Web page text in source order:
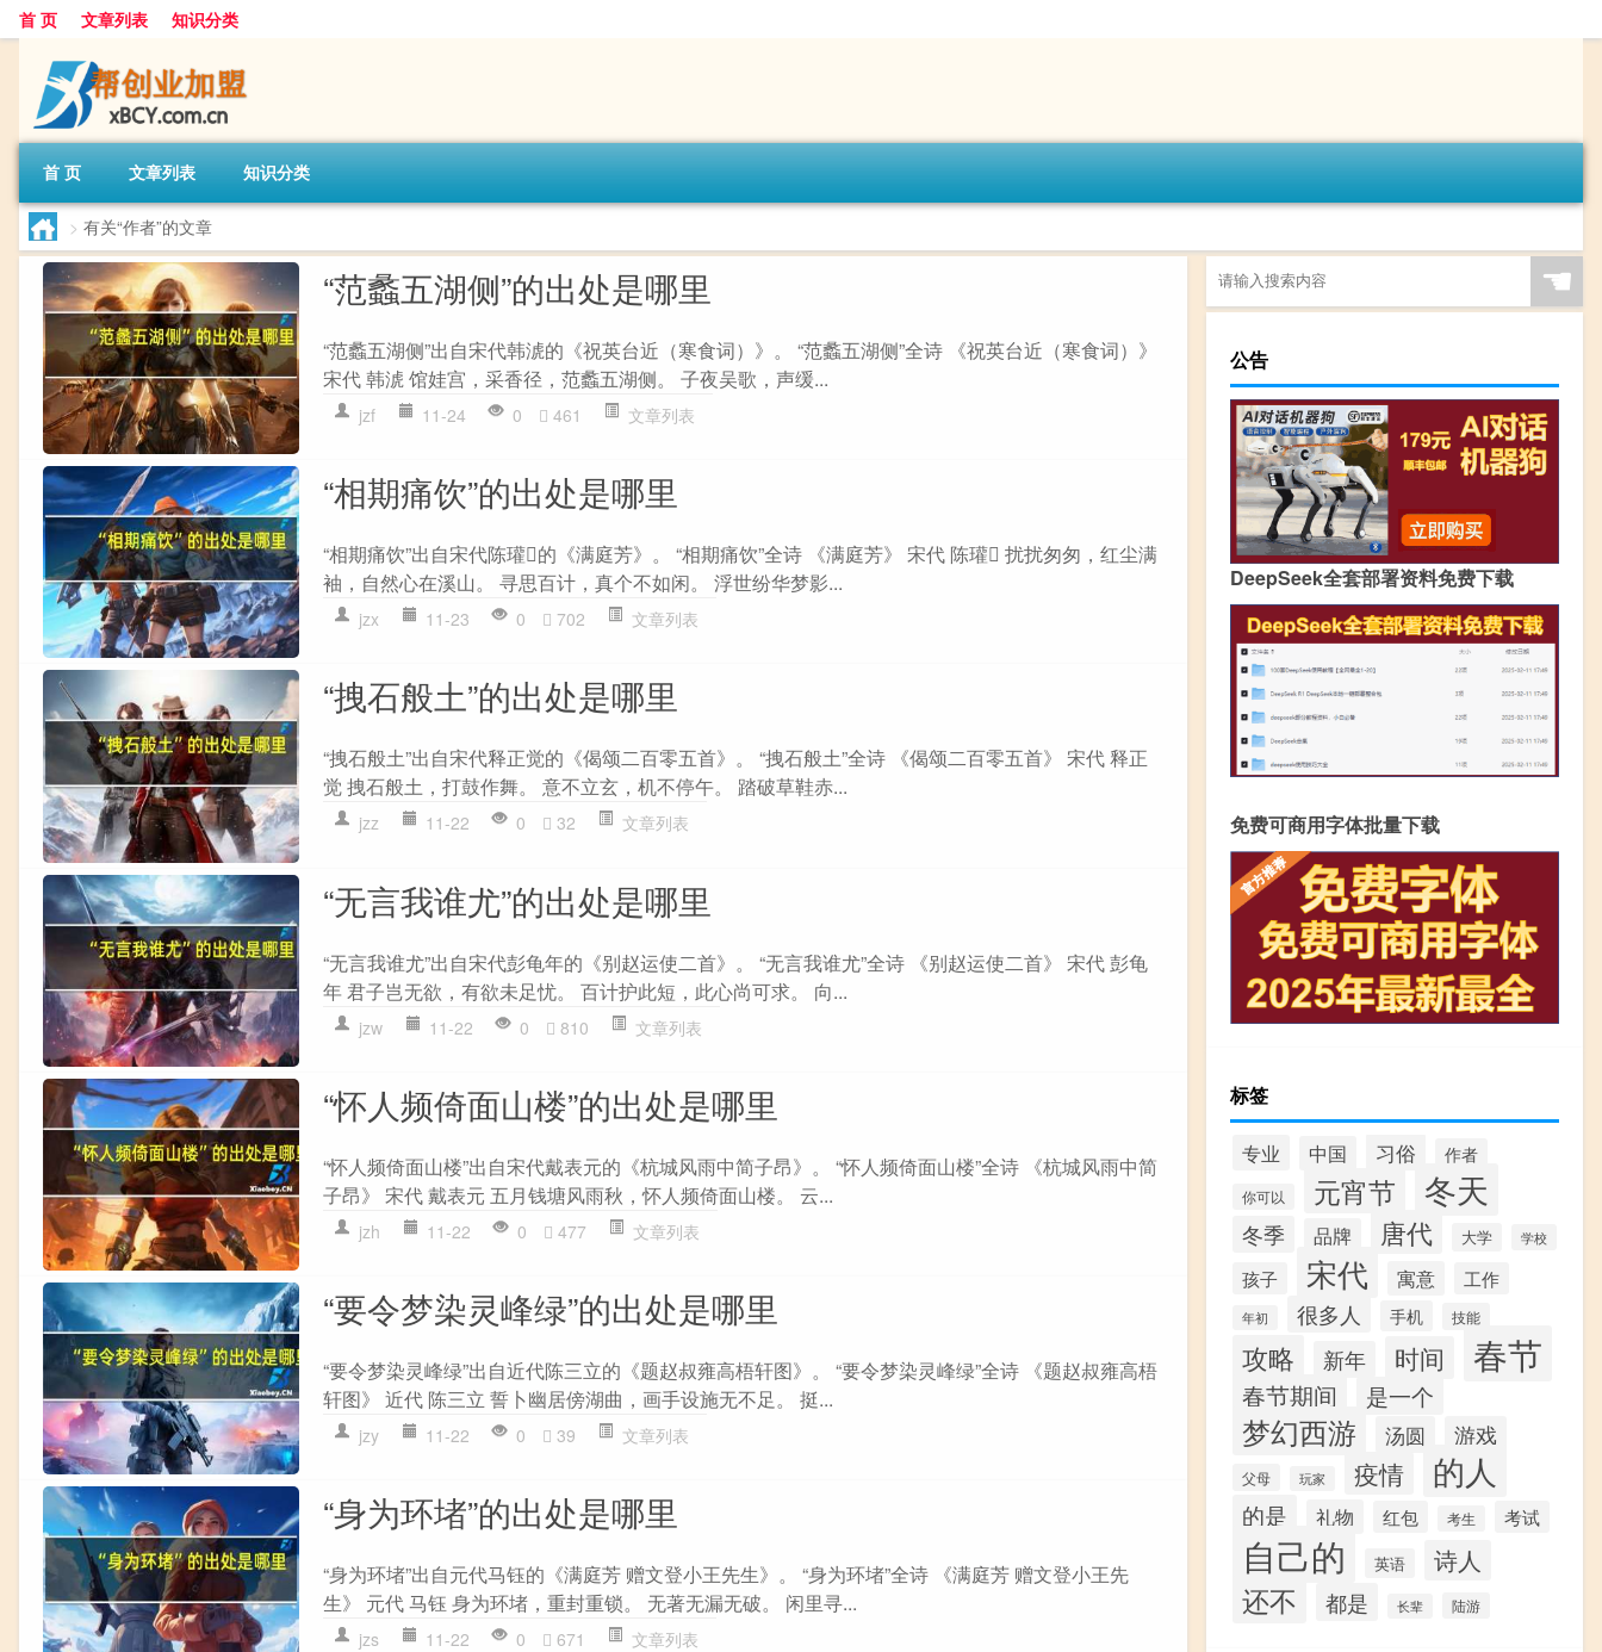
首 页 文章列表 知识分类
首 页 文章列表 知识分类
> 有关“作者”的文章
“范蠡五湖侧”的出处是哪里
“范蠡五湖侧”出自宋代韩淲的《祝英台近（寒食词）》。 “范蠡五湖侧”全诗 《祝英台近（寒食词）》
宋代 韩淲 馆娃宫，采香径，范蠡五湖侧。 子夜吴歌，声缓...
jzf 11-24 0 461 文章列表
“相期痛饮”的出处是哪里
“相期痛饮”出自宋代陈瓘的《满庭芳》。 “相期痛饮”全诗 《满庭芳》 宋代 陈瓘 扰扰匆匆，红尘满
袖，自然心在溪山。 寻思百计，真个不如闲。 浮世纷华梦影...
jzx 11-23 0 702 文章列表
“拽石般土”的出处是哪里
“拽石般土”出自宋代释正觉的《偈颂二百零五首》。 “拽石般土”全诗 《偈颂二百零五首》 宋代 释正
觉 拽石般土，打鼓作舞。 意不立玄，机不停午。 踏破草鞋赤...
jzz 11-22 0 32 文章列表
“无言我谁尤”的出处是哪里
“无言我谁尤”出自宋代彭龟年的《别赵运使二首》。 “无言我谁尤”全诗 《别赵运使二首》 宋代 彭龟
年 君子岂无欲，有欲未足忧。 百计护此短，此心尚可求。 向...
jzw 11-22 0 810 文章列表
“怀人频倚面山楼”的出处是哪里
“怀人频倚面山楼”出自宋代戴表元的《杭城风雨中简子昂》。 “怀人频倚面山楼”全诗 《杭城风雨中简
子昂》 宋代 戴表元 五月钱塘风雨秋，怀人频倚面山楼。 云...
jzh 11-22 0 477 文章列表
“要令梦染灵峰绿”的出处是哪里
“要令梦染灵峰绿”出自近代陈三立的《题赵叔雍高梧轩图》。 “要令梦染灵峰绿”全诗 《题赵叔雍高梧
轩图》 近代 陈三立 誓卜幽居傍湖曲，画手设施无不足。 挺...
jzy 11-22 0 39 文章列表
“身为环堵”的出处是哪里
“身为环堵”出自元代马钰的《满庭芳 赠文登小王先生》。 “身为环堵”全诗 《满庭芳 赠文登小王先
生》 元代 马钰 身为环堵，重封重锁。 无著无漏无破。 闲里寻...
jzs 11-22 0 671 文章列表
☚
公告
DeepSeek全套部署资料免费下载
免费可商用字体批量下载
标签
专业 中国 习俗 作者
你可以 元宵节 冬天
冬季 品牌 唐代 大学 学校
孩子 宋代 寓意 工作
年初 很多人 手机 技能
攻略 新年 时间 春节
春节期间 是一个
梦幻西游 汤圆 游戏
父母 玩家 疫情 的人
的是 礼物 红包 考生 考试
自己的 英语 诗人
还不 都是 长辈 陆游